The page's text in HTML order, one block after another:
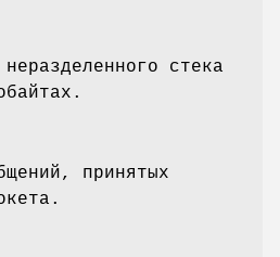
стека
принятых